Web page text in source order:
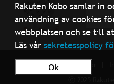
Rakuten Kobo samlar in
användning av cookies
webbplatsen och se till
Läs vårsekretesspolicy
Ok
Användarvillkor